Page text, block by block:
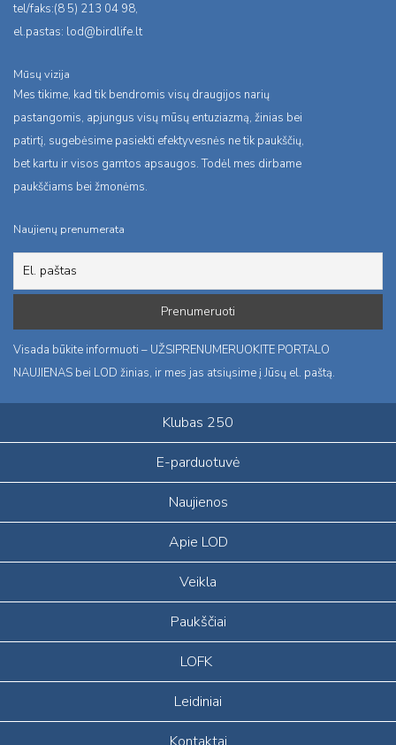
tel/faks:(8 5) 213 04 98,
el.pastas: lod@birdlife.lt
Mūsų vizija
Mes tikime, kad tik bendromis visų draugijos narių
pastangomis, apjungus visų mūsų entuziazmą, žinias bei
patirtį, sugebėsime pasiekti efektyvesnės ne tik paukščių,
bet kartu ir visos gamtos apsaugos. Todėl mes dirbame
paukščiams bei žmonėms.
Naujienų prenumerata
Visada būkite informuoti – UŽSIPRENUMERUOKITE PORTALO
NAUJIENAS bei LOD žinias, ir mes jas atsiųsime į Jūsų el. paštą.
Klubas 250
E-parduotuvė
Naujienos
Apie LOD
Veikla
Paukščiai
LOFK
Leidiniai